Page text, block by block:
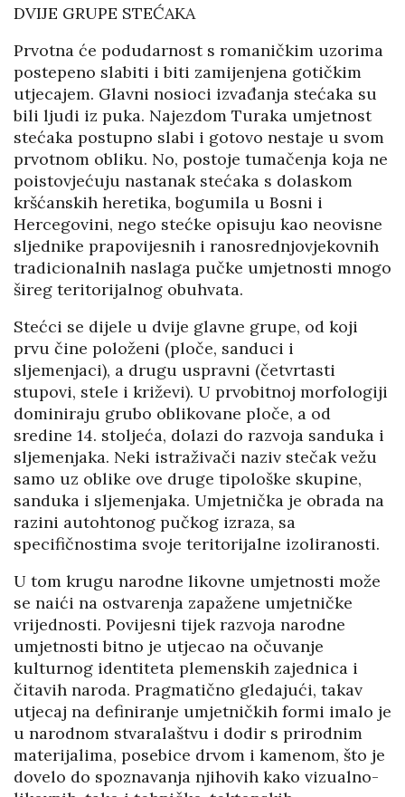
DVIJE GRUPE STEĆAKA
Prvotna će podudarnost s romaničkim uzorima
postepeno slabiti i biti zamijenjena gotičkim
utjecajem. Glavni nosioci izvađanja stećaka su
bili ljudi iz puka. Najezdom Turaka umjetnost
stećaka postupno slabi i gotovo nestaje u svom
prvotnom obliku. No, postoje tumačenja koja ne
poistovjećuju nastanak stećaka s dolaskom
kršćanskih heretika, bogumila u Bosni i
Hercegovini, nego stećke opisuju kao neovisne
sljednike prapovijesnih i ranosrednjovjekovnih
tradicionalnih naslaga pučke umjetnosti mnogo
šireg teritorijalnog obuhvata.
Stećci se dijele u dvije glavne grupe, od koji
prvu čine položeni (ploče, sanduci i
sljemenjaci), a drugu uspravni (četvrtasti
stupovi, stele i križevi). U prvobitnoj morfologiji
dominiraju grubo oblikovane ploče, a od
sredine 14. stoljeća, dolazi do razvoja sanduka i
sljemenjaka. Neki istraživači naziv stečak vežu
samo uz oblike ove druge tipološke skupine,
sanduka i sljemenjaka. Umjetnička je obrada na
razini autohtonog pučkog izraza, sa
specifičnostima svoje teritorijalne izoliranosti.
U tom krugu narodne likovne umjetnosti može
se naići na ostvarenja zapažene umjetničke
vrijednosti. Povijesni tijek razvoja narodne
umjetnosti bitno je utjecao na očuvanje
kulturnog identiteta plemenskih zajednica i
čitavih naroda. Pragmatično gledajući, takav
utjecaj na definiranje umjetničkih formi imalo je
u narodnom stvaralaštvu i dodir s prirodnim
materijalima, posebice drvom i kamenom, što je
dovelo do spoznavanja njihovih kako vizualno-